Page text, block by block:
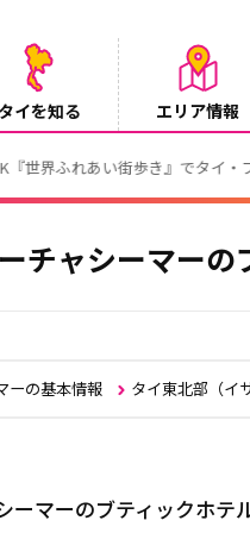
タイを知る エリア情報
『世界ふれあい街歩き』でタイ
チャシーマー
ーの基本情報 タイ東北部（イ
ーマーのブティックホテ